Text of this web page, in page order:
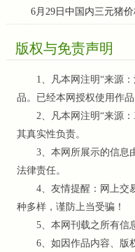
6月29日中国内三元猪
版权与免责声明
1、凡本网注明“来源：
品。已经本网授权使用作
2、凡本网注明“来源：
其真实性负责。
3、本网所展示的信息由
法律责任。
4、友情提醒：网上交易
种多样，谨防上当受骗！
5、本网刊载之所有信
6、如因作品内容、版权